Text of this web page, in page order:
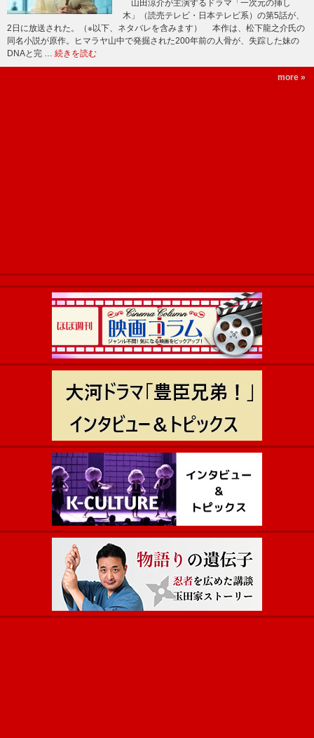
山田涼介が主演するドラマ「一次元の挿し
木」（読売テレビ・日本テレビ系）の第5話が、
2日に放送された。（※以下、ネタバレを含みます） 本作は、松下龍之介氏の
同名小説が原作。ヒマラヤ山中で発掘された200年前の人骨が、失踪した妹の
DNAと完 … 続きを読む
more »